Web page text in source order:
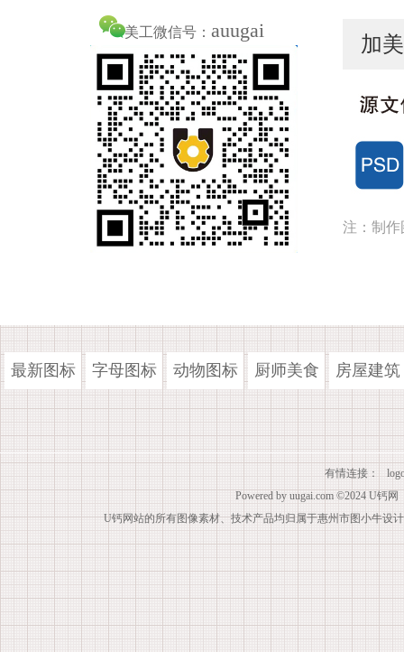
美工微信号： auugai
加
注：制作
最新图标 字母图标 动物图标 厨师美食 房屋建筑
有情连接：
Powered by uugai.com ©2024 U钙网
U钙网站的所有图像素材、技术产品均归属于惠州市图小牛设